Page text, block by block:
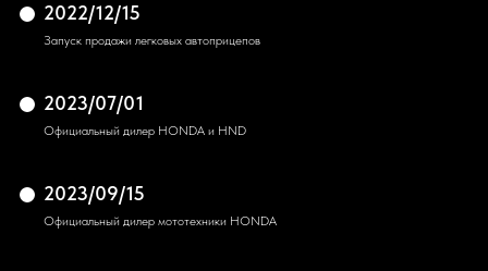
2022/12/15
Запуск продажи легковых автоприцепов
2023/07/01
Официальный дилер HONDA и HND
2023/09/15
Официальный дилер мототехники HONDA